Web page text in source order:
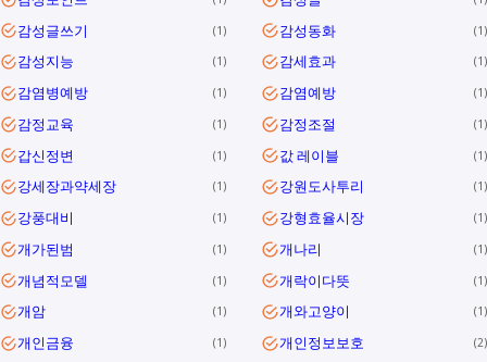
감성글쓰기 1 감성동화 1
감성지능 1 감세효과 1
감염병예방 1 감염예방 1
감정교육 1 감정조절 1
갑신정변 1 값 레이블 1
강세장과약세장 1 강원도사투리 1
강풍대비 1 강형효율시장 1
개가된범 1 개나리 1
개념적모델 1 개락이다뜻 1
개암 1 개와고양이 1
개인금융 1 개인정보보호 2